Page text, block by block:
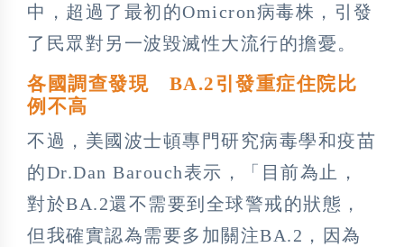
中，超過了最初的Omicron病毒株，引發
了民眾對另一波毀滅性大流行的擔憂。
各國調查發現 BA.2引發重症住院比
例不高
不過，美國波士頓專門研究病毒學和疫苗
的Dr.Dan Barouch表示，「目前為止，
對於BA.2還不需要到全球警戒的狀態，
但我確實認為需要多加關注BA.2，因為